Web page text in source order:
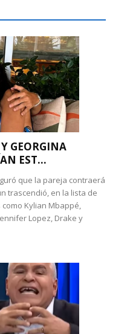
GEORGINA
EST...
que la pareja contraerá
trascendió, en la lista de
Kylian Mbappé,
Lopez, Drake y